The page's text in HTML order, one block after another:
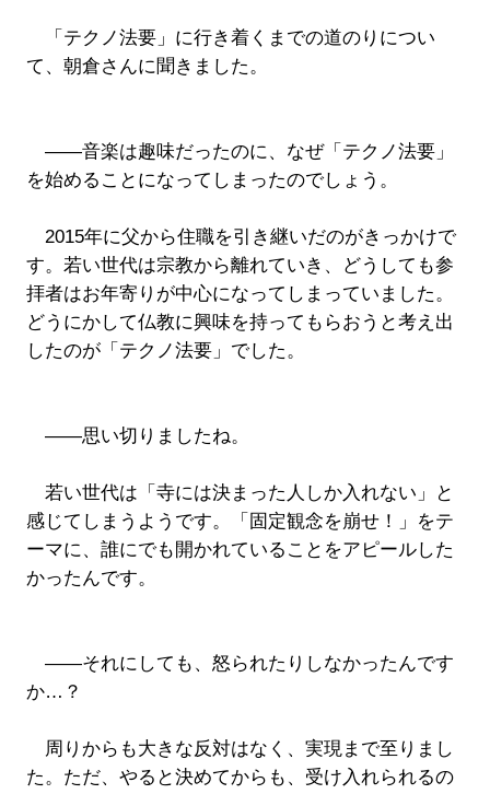
「テクノ法要」に行き着くまでの道のりについ
て、朝倉さんに聞きました。
――音楽は趣味だったのに、なぜ「テクノ法要」
を始めることになってしまったのでしょう。
2015年に父から住職を引き継いだのがきっかけで
す。若い世代は宗教から離れていき、どうしても参
拝者はお年寄りが中心になってしまっていました。
どうにかして仏教に興味を持ってもらおうと考え出
したのが「テクノ法要」でした。
――思い切りましたね。
若い世代は「寺には決まった人しか入れない」と
感じてしまうようです。「固定観念を崩せ！」をテ
ーマに、誰にでも開かれていることをアピールした
かったんです。
――それにしても、怒られたりしなかったんです
か…？
周りからも大きな反対はなく、実現まで至りまし
た。ただ、やると決めてからも、受け入れられるの